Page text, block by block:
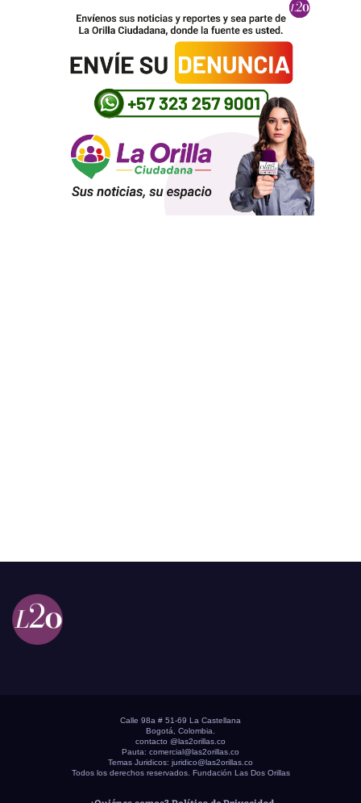
Calle 98a # 51-69 La Castellana
Bogotá, Colombia.
contacto @las2orillas.co
Pauta: comercial@las2orillas.co
Temas Juridicos: juridico@las2orillas.co
Todos los derechos reservados. Fundación Las Dos Orillas